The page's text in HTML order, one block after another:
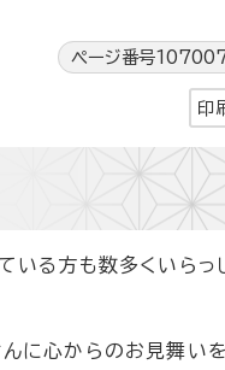
ページ番号
印刷
る方も数多くいらっ
に心からのお見舞いを